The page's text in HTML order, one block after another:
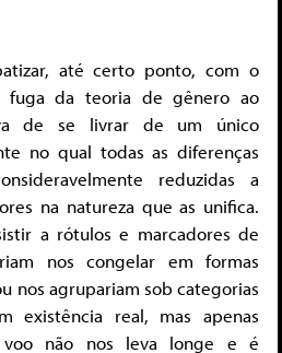
até certo ponto, com o
fuga da teoria de gênero ao
de se livrar de um único
no qual todas as diferenças
reduzidas a
na natureza que as unifica.
a rótulos e marcadores de
nos congelar em formas
nos agrupariam sob categorias
existência real, mas apenas
voo não nos leva longe e é